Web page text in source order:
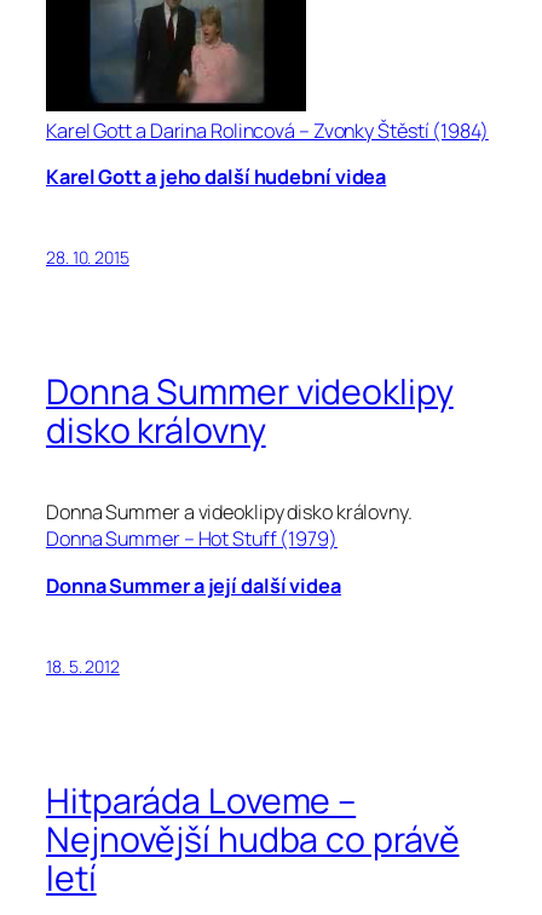
Karel Gott a Darina Rolincová – Zvonky Štěstí (1984)
Karel Gott a jeho další hudební videa
28. 10. 2015
Donna Summer videoklipy
disko královny
Donna Summer a videoklipy disko královny.
Donna Summer – Hot Stuff (1979)
Donna Summer a její další videa
18. 5. 2012
Hitparáda Loveme –
Nejnovější hudba co právě
letí